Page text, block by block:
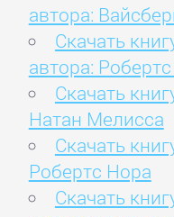
автора:
Скачать
автора:
Скачать
Натан Мелисса
Скачать
Робертс Нора
Скачать